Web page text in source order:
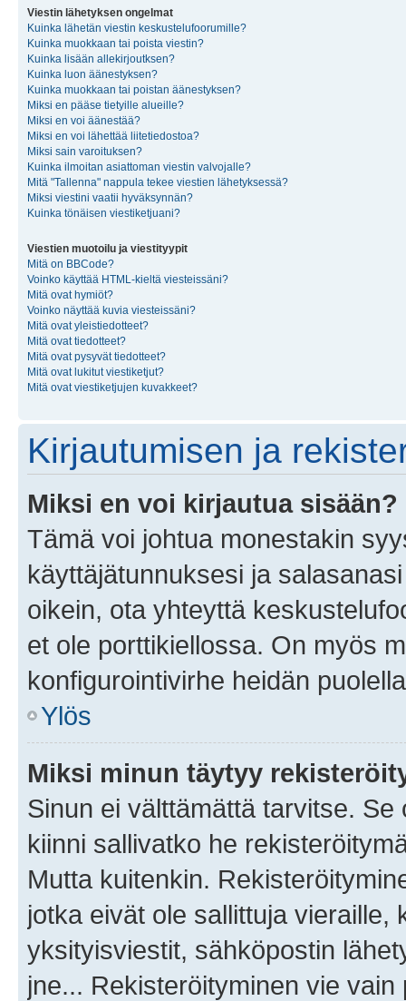
Viestin lähetyksen ongelmat
Kuinka lähetän viestin keskustelufoorumille?
Kuinka muokkaan tai poista viestin?
Kuinka lisään allekirjoutksen?
Kuinka luon äänestyksen?
Kuinka muokkaan tai poistan äänestyksen?
Miksi en pääse tietyille alueille?
Miksi en voi äänestää?
Miksi en voi lähettää liitetiedostoa?
Miksi sain varoituksen?
Kuinka ilmoitan asiattoman viestin valvojalle?
Mitä "Tallenna" nappula tekee viestien lähetyksessä?
Miksi viestini vaatii hyväksynnän?
Kuinka tönäisen viestiketjuani?
Viestien muotoilu ja viestityypit
Mitä on BBCode?
Voinko käyttää HTML-kieltä viesteissäni?
Mitä ovat hymiöt?
Voinko näyttää kuvia viesteissäni?
Mitä ovat yleistiedotteet?
Mitä ovat tiedotteet?
Mitä ovat pysyvät tiedotteet?
Mitä ovat lukitut viestiketjut?
Mitä ovat viestiketjujen kuvakkeet?
Kirjautumisen ja
Miksi en voi kirjautua sisään?
Tämä voi johtua monestakin
käyttäjätunnuksesi ja
oikein, ota yhteyttä
et ole porttikiellossa. On myös
konfigurointivirhe heidän
Ylös
Miksi minun täytyy
Sinun ei välttämättä tarvitse.
kiinni sallivatko he
Mutta kuitenkin.
jotka eivät ole sallittuja vieraille,
yksityisviestit, sähköpostin
jne... Rekisteröityminen vie